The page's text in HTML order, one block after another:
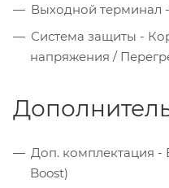
Выходной терминал -
Система защиты -
напряжения /
Доп. комплектация -
Boost)